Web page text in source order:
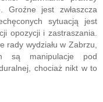
jest zwłaszcza
sytuacją jest
opozycji i zastraszania.
rady wydziału w Zabrzu,
są manipulacje pod
chociaż nikt w to